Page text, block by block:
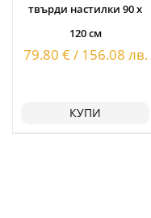
твърди настилки 90 х
120 см
79.80 €/ 156.08 лв.
КУПИ